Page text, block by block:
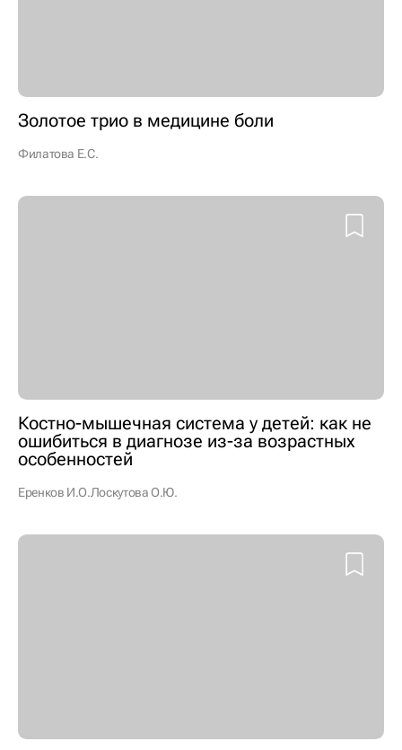
Золотое трио в медицине боли
Филатова Е.С.
Костно-мышечная система у детей: как не
ошибиться в диагнозе из-за возрастных
особенностей
Еренков И.О.Лоскутова О.Ю.